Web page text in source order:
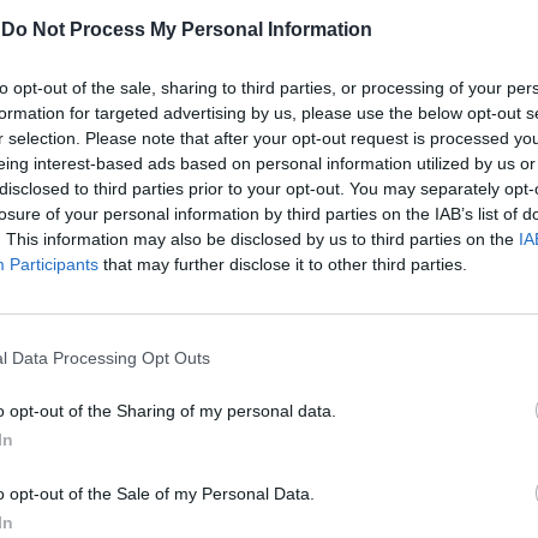
Do Not Process My Personal Information
opt-out of the sale, sharing to third parties, or processing of your
for targeted advertising by us, please use the below opt-out
selection. Please note that after your opt-out request is processed
interest-based ads based on personal information utilized by us
to third parties prior to your opt-out. You may separately
of your personal information by third parties on the IAB’s list of
This information may also be disclosed by us to third parties on the
Participants that may further disclose it to other third parties.
Data Processing Opt Outs
opt-out of the Sharing of my personal data.
opt-out of the Sale of my Personal Data.
Matteo Salvini e Antonio Tajani, che
ed Esteri. C'è però
e riguarda il ministero della Giustizia.
essere il prezzo da pagare per la pace
Meloni. Rassegnatosi a perdere lo
("abbiamo già dato l'Economia
parte del portafoglio deve restare a noi"
Fratelli d'Italia), Silvio Berluscon avrebbe
Giustizia. Proponendo due profili a suo
livello: Maria Elisabetta Alberti
nomi nuovi per sbloccare
l'Economia. Ultimatum